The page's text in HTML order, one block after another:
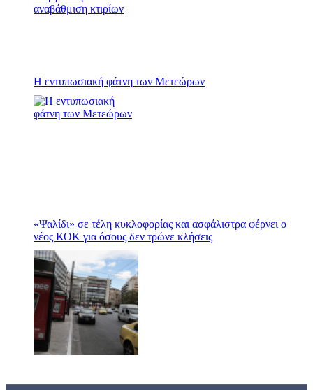
Η εντυπωσιακή φάτνη των Μετεώρων
«Ψαλίδι» σε τέλη κυκλοφορίας και ασφάλιστρα φέρνει ο
νέος ΚΟΚ για όσους δεν τρώνε κλήσεις